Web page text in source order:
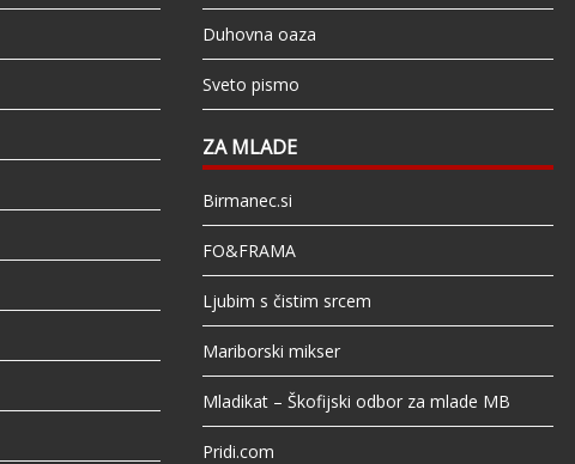
Duhovna oaza
Sveto pismo
ZA MLADE
Birmanec.si
FO&FRAMA
Ljubim s čistim srcem
Mariborski mikser
Mladikat – Škofijski odbor za mlade MB
Pridi.com